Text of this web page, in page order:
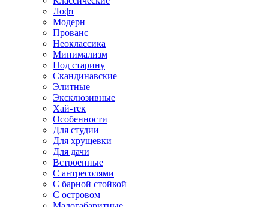
Лофт
Модерн
Прованс
Неоклассика
Минимализм
Под старину
Скандинавские
Элитные
Эксклюзивные
Хай-тек
Особенности
Для студии
Для хрущевки
Для дачи
Встроенные
С антресолями
С барной стойкой
С островом